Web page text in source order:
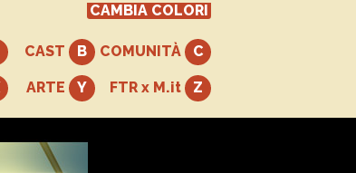
CAMBIA COLORI
CAST COMUNITÀ
ARTE FTR x M.it